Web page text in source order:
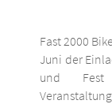
Fast 2000
Juni der
und